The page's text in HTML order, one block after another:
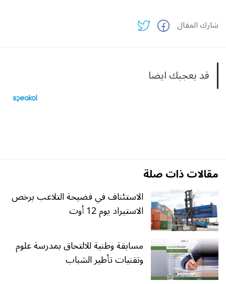
شارك المقال
قد يعجبك ايضا
مقالات ذات صلة
الاستئناف في فضيحة التلاعب برخص
الاستيراد يوم 12 أوت
مسابقة وطنية للالتحاق بمدرسة علوم
وتقنيات تأطير الشباب